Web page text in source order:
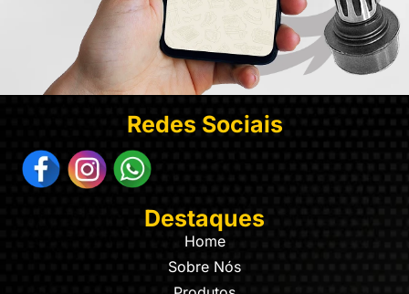
Redes Sociais
Destaques
Home
Sobre Nós